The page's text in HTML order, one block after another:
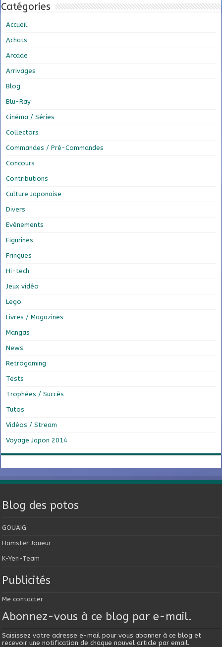
Catégories
Accueil
Achats
Arcade
Arrivages
Blog
Blu-Ray
Cinéma / Séries
Collectors
Commandes / Pré-Commandes
Concours
Contributions
Culture Japonaise
Divers
Evénements
Figurines
Fringues
Hi-tech
Jeux vidéo
Lego
Livres / Magazines
Mangas
News
Retrogaming
Tests
Trophées / Succès
Tutos
Vidéos / Stream
Voyage Japon 2014
Blog des potos
GOUAIG
Hamster Joueur
K-Yen-Team
Publicités
Me contacter
Abonnez-vous à ce blog par e-mail.
Saisissez votre adresse e-mail pour vous abonner à ce blog et
recevoir une notification de chaque nouvel article par email.